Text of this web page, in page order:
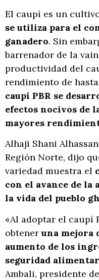
El caupí es un
se utiliza para el
ganadero. Sin
barrenador de la
productividad del
rendimiento de
caupí PBR se
efectos nocivos de
mayores
Alhaji Shani
Región Norte, dijo
variedad muestra el
con el avance de
la vida del pueblo
«Al adoptar el caupí
obteneruna mejora
aumento de los
seguridad
Ambali, presidente